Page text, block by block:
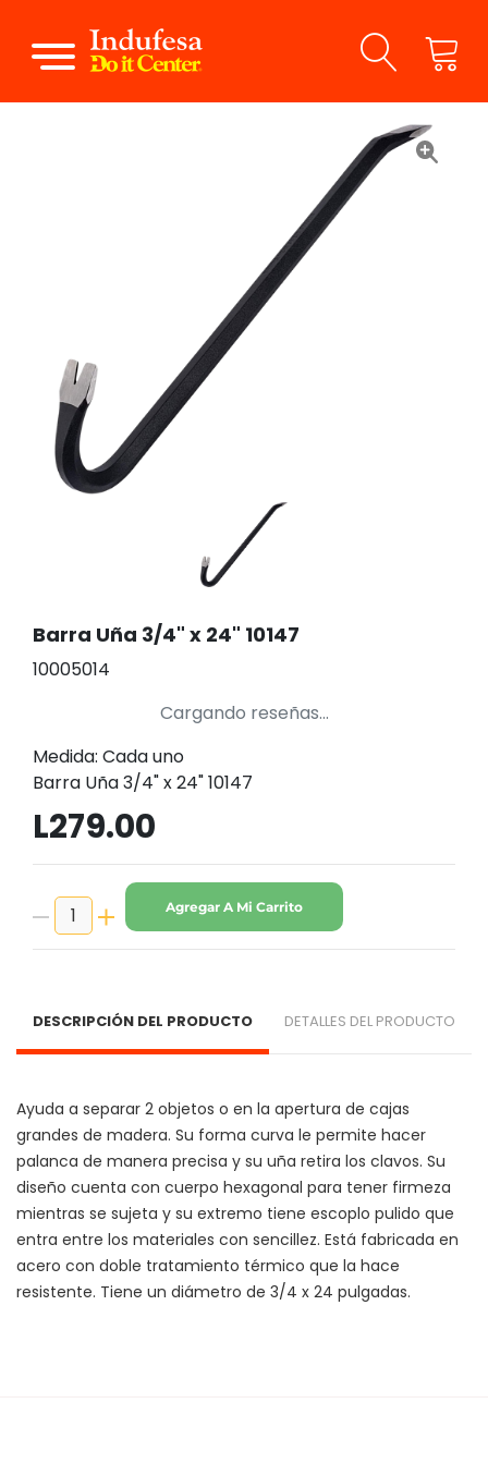
Barra Uña 3/4" x 24" 10147
10005014
Cargando reseñas...
Medida: Cada uno
Barra Uña 3/4" x 24" 10147
L279.00
Agregar A Mi Carrito
DESCRIPCIÓN DEL PRODUCTO DETALLES DEL PRODUCTO
Ayuda a separar 2 objetos o en la apertura de cajas
grandes de madera. Su forma curva le permite hacer
palanca de manera precisa y su uña retira los clavos. Su
diseño cuenta con cuerpo hexagonal para tener firmeza
mientras se sujeta y su extremo tiene escoplo pulido que
entra entre los materiales con sencillez. Está fabricada en
acero con doble tratamiento térmico que la hace
resistente. Tiene un diámetro de 3/4 x 24 pulgadas.